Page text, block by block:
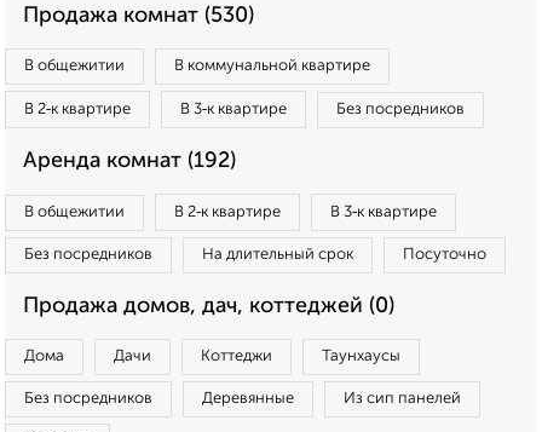
Продажа комнат (530)
В общежитии В коммунальной квартире
В 2‑к квартире В 3‑к квартире Без посредников
Аренда комнат (192)
В общежитии В 2‑к квартире В 3‑к квартире
Без посредников На длительный срок Посуточно
Продажа домов, дач, коттеджей (0)
Дома Дачи Коттеджи Таунхаусы
Без посредников Деревянные Из сип панелей